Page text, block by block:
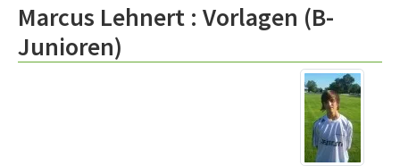
Marcus Lehnert : Vorlagen (B-
Junioren)